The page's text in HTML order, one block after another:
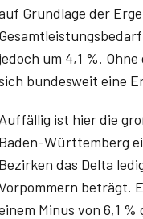
Grundlage der
jedoch um 4,1 %.
bundesweit eine
Auffällig ist hier die
Baden-Württemberg
Bezirken das Delta
beträgt.
Minus von 6,1